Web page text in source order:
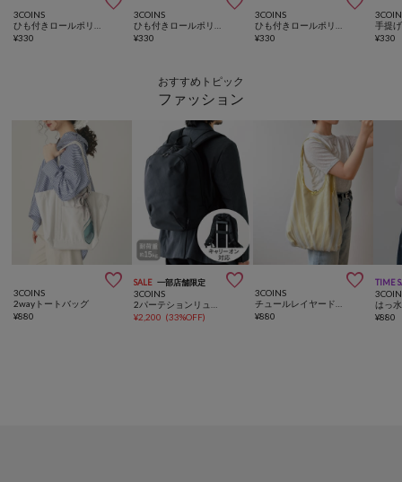
3COINS
¥330
3COINS
¥330
3COINS
¥330 ¥330
おすすめトピック
ファッション

3COINS
2wayトートバッグ
¥880
SALE 一部店舗限定 
3COINS
¥2,200 (33%OFF)

3COINS
¥880
TIME
¥880